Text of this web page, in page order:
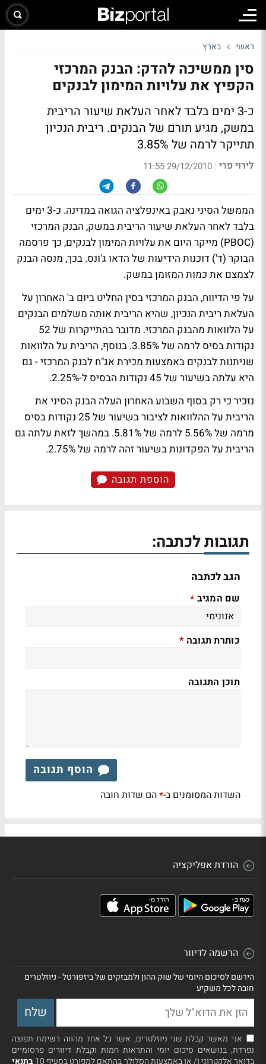
ראשי בארץ
סין ממשיכה להדק: הבנק המרכזי
הקפיץ את עלויות המימון לבנקים
כ-3 ימים בלבד לאחר העלאת שיעור הריבית
במשק, מגיע תורם של הבנקים. ריבית הנכיון
תתייקר לרמה של 3.85%
לירוי פרי |
29/12/2010 11:55
הממשל הסיני נאבק באינפלציה הגואה במדינה. כ-3 ימים
בלבד לאחר העלאת שיעור הריבית במשק, הבנק המרכזי
(PBOC) מייקר היום את עלויות המימון לבנקים, כך פרסמה
הבוקר (ד') דוכנות הידיעות של הדאו ג'ונס. בכך, מנסה הבנק
לצמצם את כמות המזומן במשק.
על פי הדיווח, הבנק המרכזי בסין החליט ביום ב' האחרון על
העלאת ריבית הנכיון, שהיא הריבית אותה משלמים הבנקים
על הלוואות מהבנק המרכזי. מדובר בהתייקרות של 52
נקודות בסיס לרמה של 3.85%. בנוסף, הריבית על הלוואות
שניתנות לבנקים באמצעות מכירת אג"ח לבנק המרכזי - גם
היא עלתה בשיעור של 45 נקודות הבסיס ל-2.25%.
נזכיר כי רק בסוף השבוע האחרון העלה הבנק הסיני את
הריבית על ההלוואות לציבור בשיעור של 25 נקודות בסיס
מרמה של 5.56% לרמה של 5.81%. במהשך לזאת עלתה גם
הריבית על הפקדונות בשיעור זהה לרמה של 2.75%.
הוספת תגובה
תגובות לכתבה:
הגב לכתבה
שם המגיב *
כותרת תגובה *
תוכן התגובה
הוסף תגובה
השדות המסומנים ב-*הם שדות חובה
הורדת אפליקציה
הרשמה לדיוור
הירשם לסיכום היומי של שוק ההון ולמבזקים של ביזפורטל - ניוזלטרים
חובה לכל משקיע
אני מאשר קבלת שני ניוזלטרים, אשר כל אחד מהווה רשימת תפוצה
נפרדת, בנושאים סיכום יומי והתראות חמות וקבלת דיוורים פרסומיים
בדואר אלקטרוני ו/ או באמצעות הסלולר בהתאם למפורט בסעיף 10
בתנאי